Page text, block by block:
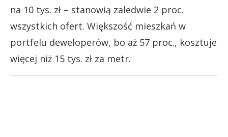
na 10 tys. zł – stanowią zaledwie 2 proc.
wszystkich ofert. Większość mieszkań w
portfelu deweloperów, bo aż 57 proc., kosztuje
więcej niż 15 tys. zł za metr.